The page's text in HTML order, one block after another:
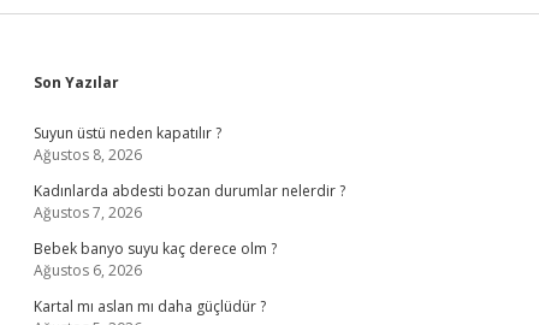
Sidebar
Son Yazılar
Suyun üstü neden kapatılır ?
Ağustos 8, 2026
Kadınlarda abdesti bozan durumlar nelerdir ?
Ağustos 7, 2026
Bebek banyo suyu kaç derece olm ?
Ağustos 6, 2026
Kartal mı aslan mı daha güçlüdür ?